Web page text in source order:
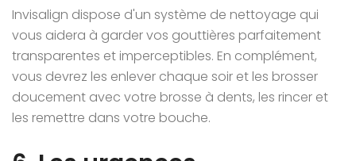
Invisalign dispose d'un système de nettoyage qui
vous aidera à garder vos gouttières parfaitement
transparentes et imperceptibles. En complément,
vous devrez les enlever chaque soir et les brosser
doucement avec votre brosse à dents, les rincer et
les remettre dans votre bouche.